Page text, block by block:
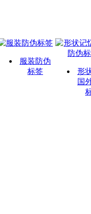
服装防伪
标签
形
国